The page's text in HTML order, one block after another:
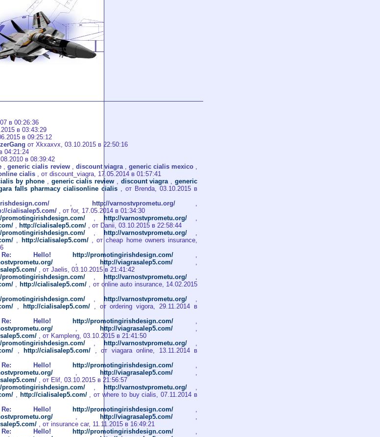
в 00:26:36
в 03:43:29
в 09:25:12
от Xkxaxvx, 03.10.2015 в 22:50:16
04:21:24
в 08:39:42
,generic cialis review, discount viagra, generic cialis mexico,
cialis , от discount_viagra, 17.05.2014 в 01:57:41
by phone, generic cialis review , discount viagra,generic
falls pharmacy cialisonline cialis , от Brenda, 03.10.2015 в
, http://varnostvprometu.org/,
cialisalep5.com/ , от for, 17.05.2014 в 01:34:30
promotingirishdesign.com/ , http://varnostvprometu.org/ ,
, http://cialisalep5.com/ , от Danii, 03.10.2015 в 22:58:44
promotingirishdesign.com/ , http://varnostvprometu.org/ ,
, http://cialisalep5.com/, от cheap home owners insurance,
Hello!
http://promotingirishdesign.com/ ,
, http://viagrasalep5.com/ ,
, от Jaelis, 03.10.2015 в 21:41:42
promotingirishdesign.com/ , http://varnostvprometu.org/ ,
, http://cialisalep5.com/, от online auto insurance, 14.02.2015
promotingirishdesign.com/ , http://varnostvprometu.org/ ,
, http://cialisalep5.com/, от ordering vigora, 29.11.2014 в
Hello!
http://promotingirishdesign.com/ ,
, http://viagrasalep5.com/ ,
, от Kampleng, 03.10.2015 в 21:41:50
promotingirishdesign.com/ , http://varnostvprometu.org/ ,
, http://cialisalep5.com/ , от viagara online, 13.11.2014 в
Hello!
http://promotingirishdesign.com/ ,
, http://viagrasalep5.com/ ,
, от Elif, 03.10.2015 в 21:56:57
promotingirishdesign.com/ , http://varnostvprometu.org/ ,
, http://cialisalep5.com/, от where to buy cialis, 07.11.2014 в
Hello!
http://promotingirishdesign.com/ ,
, http://viagrasalep5.com/ ,
, от insurance car, 11.11.2015 в 16:49:21
Hello!
http://promotingirishdesign.com/ ,